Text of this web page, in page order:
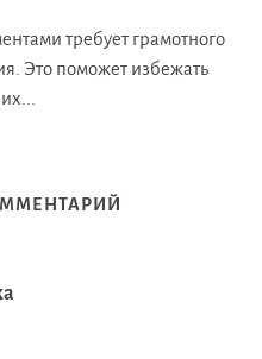
требует грамотного
Это поможет избежать